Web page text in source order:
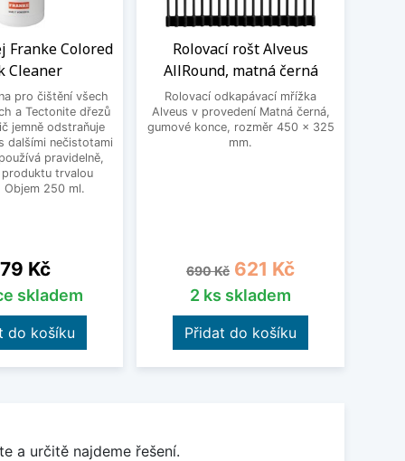
Franke Colored
Cleaner
pro čištění všech
a Tectonite dřezů
jemně odstraňuje
dalšími nečistotami
pravidelně,
trvalou
Objem 250 ml.
Kč
skladem
do košíku
Rolovací rošt Alveus
AllRound, matná černá
Rolovací odkapávací mřížka
Alveus v provedení Matná černá,
gumové konce, rozměr 450 x 325
mm.
Běžná cena
690 Kč Cena
621 Kč
2 ks skladem
Přidat do košíku
a určitě najdeme řešení.